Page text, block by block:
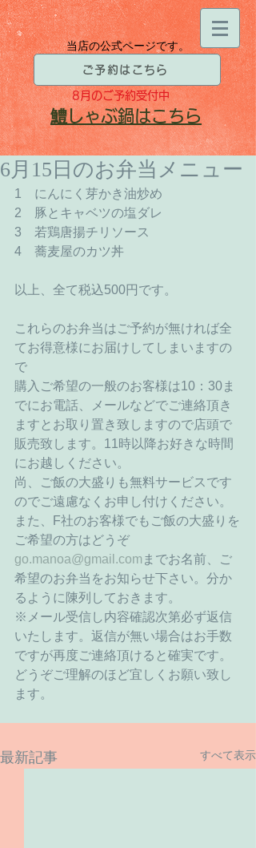
当店の公式ページです。
ご予約はこちら
8月のご予約受付中
​鱧しゃぶ鍋はこちら
6月15日のお弁当メニュー
1　にんにく芽かき油炒め
2　豚とキャベツの塩ダレ
3　若鶏唐揚チリソース
4　蕎麦屋のカツ丼
以上、全て税込500円です。
これらのお弁当はご予約が無ければ全
てお得意様にお届けしてしまいますの
で
購入ご希望の一般のお客様は10：30ま
でにお電話、メールなどでご連絡頂き
ますとお取り置き致しますので店頭で
販売致します。11時以降お好きな時間
にお越しください。
尚、ご飯の大盛りも無料サービスです
のでご遠慮なくお申し付けください。
また、F社のお客様でもご飯の大盛りを
ご希望の方はどうぞ
go.manoa@gmail.com までお名前、ご
希望のお弁当をお知らせ下さい。分か
るように陳列しておきます。
※メール受信し内容確認次第必ず返信
いたします。返信が無い場合はお手数
ですが再度ご連絡頂けると確実です。
どうぞご理解のほど宜しくお願い致し
ます。
最新記事 すべて表示